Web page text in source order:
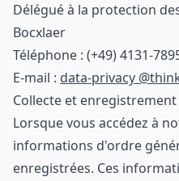
Délégué à la protection
Bocxlaer
Téléphone : (+49) 4131-
E-mail : data-privacy
Collecte et
Lorsque vous accédez à
informations d'ordre
enregistrées. Ces